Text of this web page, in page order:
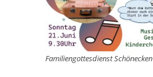
Familiengottesdienst Schönecken